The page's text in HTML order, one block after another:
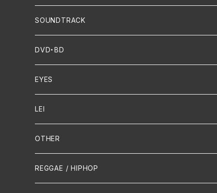
Dixie / New Orleans
FUNK
Flute
Violin
Cello
Guitar / Ukulele
Mandolin
声楽
SOUNDTRACK
DVD・BD
EYES
LEI
OTHER
REGGAE / HIPHOP